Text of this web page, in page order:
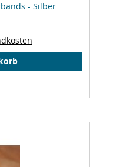
- Silber